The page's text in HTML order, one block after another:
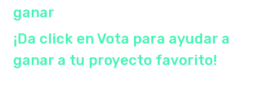
ganar
¡Da click en Vota para ayudar a
ganar a tu proyecto favorito!